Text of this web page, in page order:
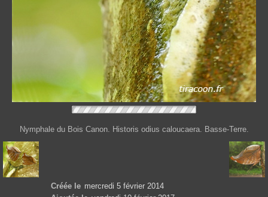
Nymphale du Bois Canon. Historis odius caloucaera. Basse-Terre.
Créée le mercredi 5 février 2014